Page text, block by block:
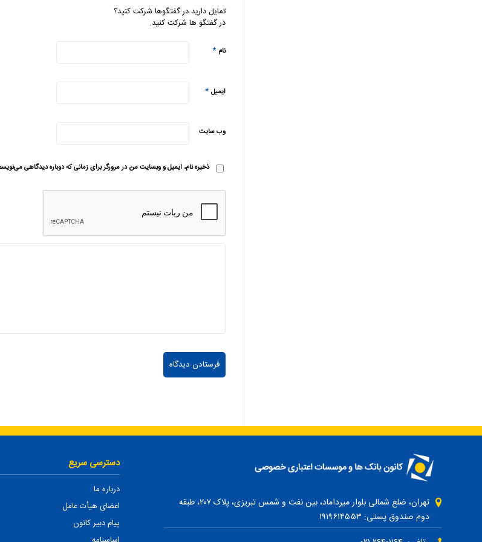
تمایل دارید در گفتگوها شرکت کنید؟
در گفتگو ها شرکت کنید.
نام *
ایمیل*
وب‌ سایت
ذخیره نام، ایمیل و وبسایت من در مرورگر برای زمانی که دوباره دیدگاهی
تهران، ضلع شمالی بلوار میرداماد، بین نفت و شمس تبریزی، پلاک ۲۰۷، طبقه
دوم صندوق پستی: ۱۹۱۹۶۱۴۵۵۳
دسترسی سریع
درباره ما
اعضای هیأت عامل
پیام دبیر کانون